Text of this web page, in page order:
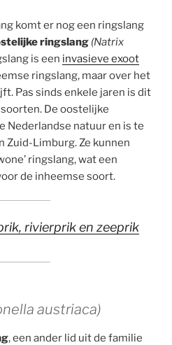
komt er nog een ringslang
ringslang (Natrix
is een invasieve exoot
ringslang, maar over het
Pas sinds enkele jaren is dit
De oostelijke
Nederlandse natuur en is te
Zuid-Limburg. Ze kunnen
ringslang, wat een
de inheemse soort.
rivierprik en zeeprik
austriaca)
, een ander lid uit de familie